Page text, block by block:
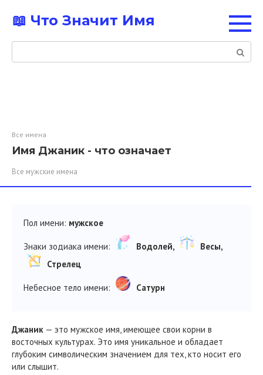
контенту
📖 Что Значит Имя
Поиск:
Все имена
Имя Джаник - что означает
Все мужские имена
Пол имени: мужское
Знаки зодиака имени: Водолей,
Весы,
Стрелец
Небесное тело имени: Сатурн
Джаник — это мужское имя, имеющее свои корни в
восточных культурах. Это имя уникальное и обладает
глубоким символическим значением для тех, кто носит его
или слышит.